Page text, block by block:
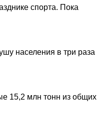
спорта. Пока
населения в три раза
15,2 млн тонн из общих